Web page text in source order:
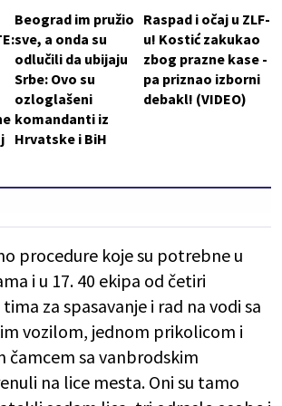
Beograd im pružio
sve, a onda su
odlučili da ubijaju
Srbe: Ovo su
ozloglašeni
komandanti iz
Hrvatske i BiH
Raspad i očaj u ZLF-
u! Kostić zakukao
zbog prazne kase -
pa priznao izborni
debakl! (VIDEO)
procedure koje su potrebne u
i u 17. 40 ekipa od četiri
za spasavanje i rad na vodi sa
vozilom, jednom prikolicom i
čamcem sa vanbrodskim
na lice mesta. Oni su tamo